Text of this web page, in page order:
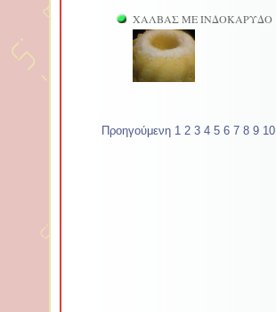
ΧΑΛΒΑΣ ΜΕ ΙΝΔΟΚΑΡΥΔΟ
Προηγούμενη 1 2 3 4 5 6 7 8 9 10